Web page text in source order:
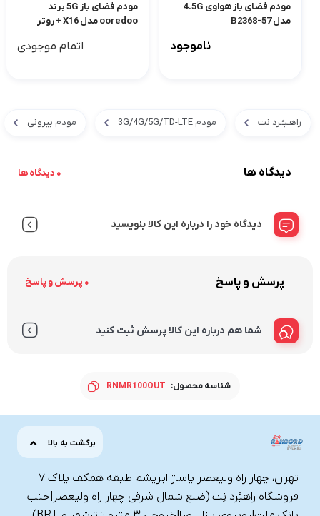
مودم فضای باز هواوی 4.5G
مدل B2368-57
ناموجود
مودم فضای باز 5G برند
ooredoo مدل X16 + روتر
اتمام موجودی
راهـبـُـرد نت مودم 3G/4G/5G/TD-LTE مودم بیرونی
دیدگاه ها 0 دیدگاه ها
دیدگاه خود را درباره این کالا بنویسید
پرسش و پاسخ 0 پرسش و پاسخ
شما هم درباره این کالا پرسش ثبت کنید
شناسه محصول: RNMR100OUT
برگشت به بالا
تهران، چهار راه ولیعصر پاساژ ابریشم طبقه همکف پلاک ۷
فروشگاه راهبُرد نِت (ضلع شمال شرقی چهار راه ولیعصر|جنب